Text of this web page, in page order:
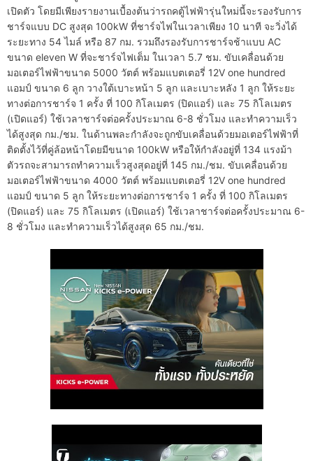
เปิดตัว โดยมีเพียงรายงานเบื้องต้นว่ารถคตู้ไฟฟ้ารุ่นใหม่นี้จะรองรับการ
ชาร์จแบบ DC สูงสุด 100kW ที่ชาร์จไฟในเวลาเพียง 10 นาที จะวิ่งได้
ระยะทาง 54 ไมล์ หรือ 87 กม. รวมถึงรองรับการชาร์จช้าแบบ AC
ขนาด eleven W ที่จะชาร์จไฟเต็ม ในเวลา 5.7 ชม. ขับเคลื่อนด้วย
มอเตอร์ไฟฟ้าขนาด 5000 วัตต์ พร้อมแบตเตอรี่ 12V one hundred
แอมป์ ขนาด 6 ลูก วางใต้เบาะหน้า 5 ลูก และเบาะหลัง 1 ลูก ให้ระยะ
ทางต่อการชาร์จ 1 ครั้ง ที่ 100 กิโลเมตร (ปิดแอร์) และ 75 กิโลเมตร
(เปิดแอร์) ใช้เวลาชาร์จต่อครั้งประมาณ 6-8 ชั่วโมง และทำความเร็ว
ได้สูงสุด กม./ชม. ในด้านพละกำลังจะถูกขับเคลื่อนด้วยมอเตอร์ไฟฟ้าที่
ติดตั้งไว้ที่คู่ล้อหน้าโดยมีขนาด 100kW หรือให้กำลังอยู่ที่ 134 แรงม้า
ตัวรถจะสามารถทำความเร็วสูงสุดอยู่ที่ 145 กม./ชม. ขับเคลื่อนด้วย
มอเตอร์ไฟฟ้าขนาด 4000 วัตต์ พร้อมแบตเตอรี่ 12V one hundred
แอมป์ ขนาด 5 ลูก ให้ระยะทางต่อการชาร์จ 1 ครั้ง ที่ 100 กิโลเมตร
(ปิดแอร์) และ 75 กิโลเมตร (เปิดแอร์) ใช้เวลาชาร์จต่อครั้งประมาณ 6-
8 ชั่วโมง และทำความเร็วได้สูงสุด 65 กม./ชม.